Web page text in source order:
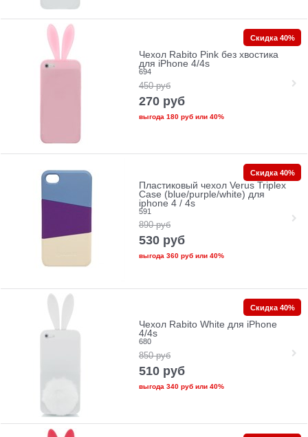
Чехол Rabito Pink без хвостика
для iPhone 4/4s
694
450 руб
270 руб
выгода 180 рубили 40%
Скидка 40%
Пластиковый чехол Verus Triplex
Case (blue/purple/white) для
iphone 4 / 4s
591
890 руб
530 руб
выгода 360 рубили 40%
Скидка 40%
Чехол Rabito White для iPhone
4/4s
680
850 руб
510 руб
выгода 340 рубили 40%
Скидка 40%